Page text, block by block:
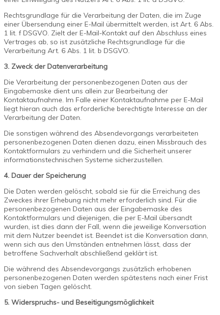
Rechtsgrundlage für die Verarbeitung der Daten, die im Zuge
einer Übersendung einer E-Mail übermittelt werden, ist Art. 6 Abs.
1 lit. f DSGVO. Zielt der E-Mail-Kontakt auf den Abschluss eines
Vertrages ab, so ist zusätzliche Rechtsgrundlage für die
Verarbeitung Art. 6 Abs. 1 lit. b DSGVO.
3. Zweck der Datenverarbeitung
Die Verarbeitung der personenbezogenen Daten aus der
Eingabemaske dient uns allein zur Bearbeitung der
Kontaktaufnahme. Im Falle einer Kontaktaufnahme per E-Mail
liegt hieran auch das erforderliche berechtigte Interesse an der
Verarbeitung der Daten.
Die sonstigen während des Absendevorgangs verarbeiteten
personenbezogenen Daten dienen dazu, einen Missbrauch des
Kontaktformulars zu verhindern und die Sicherheit unserer
informationstechnischen Systeme sicherzustellen.
4. Dauer der Speicherung
Die Daten werden gelöscht, sobald sie für die Erreichung des
Zweckes ihrer Erhebung nicht mehr erforderlich sind. Für die
personenbezogenen Daten aus der Eingabemaske des
Kontaktformulars und diejenigen, die per E-Mail übersandt
wurden, ist dies dann der Fall, wenn die jeweilige Konversation
mit dem Nutzer beendet ist. Beendet ist die Konversation dann,
wenn sich aus den Umständen entnehmen lässt, dass der
betroffene Sachverhalt abschließend geklärt ist.
Die während des Absendevorgangs zusätzlich erhobenen
personenbezogenen Daten werden spätestens nach einer Frist
von sieben Tagen gelöscht.
5. Widerspruchs- und Beseitigungsmöglichkeit